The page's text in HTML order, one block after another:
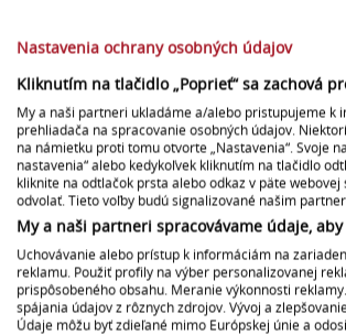
Nastavenia ochrany osobných údajov
Kliknutím na tlačidlo „Poprieť“ sa zachová
My a naši partneri ukladáme a/alebo pristupujeme k
prehliadača na spracovanie osobných údajov.
na námietku proti tomu otvorte „Nastavenia“. Svoje
nastavenia“ alebo kedykoľvek kliknutím na tlačidlo
kliknite na odtlačok prsta alebo odkaz v päte
odvolať. Tieto voľby budú signalizované našim
My a naši partneri spracovávame údaje,
Uchovávanie alebo prístup k informáciám na
reklamu. Použiť profily na výber personalizovanej
prispôsobeného obsahu. Meranie výkonnosti
spájania údajov z rôznych zdrojov. Vývoj a
Údaje môžu byť zdieľané mimo Európskej únie a